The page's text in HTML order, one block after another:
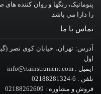
پنوماتیک، رنگها و روان کننده
را دارا می باشد.
تماس با ما
اول
ایمیل : info@rtainstrument.com
تلفن : 6-02188281324
فروش و مشاوره : 02188262609